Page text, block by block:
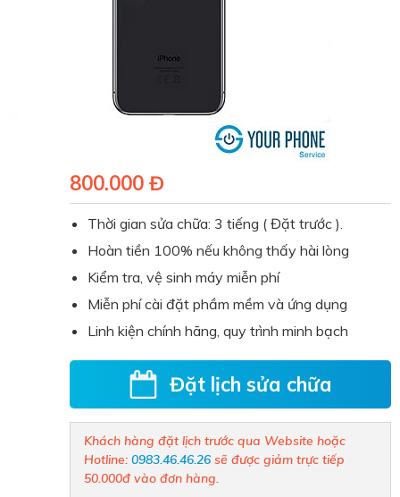
800.000 Đ
Thời gian sửa chữa: 3 tiếng ( Đặt trước ).
Hoàn tiền 100% nếu không thấy hài lòng
Kiểm tra, vệ sinh máy miễn phí
Miễn phí cài đặt phầm mềm và ứng dụng
Linh kiện chính hãng, quy trình minh bạch
Đặt lịch sửa chữa
Khách hàng đặt lịch trước qua Website hoặc
Hotline: 0983.46.46.26 sẽ được giảm trực tiếp
50.000đ vào đơn hàng.